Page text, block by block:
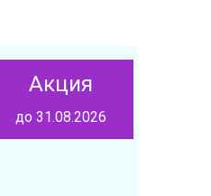
Акция
до 31.08.2026